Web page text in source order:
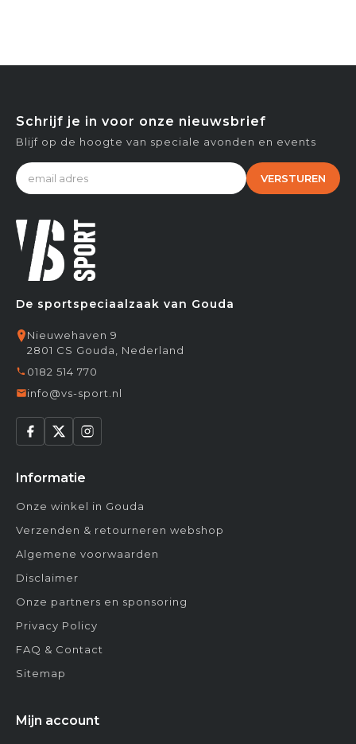
De sportspeciaalzaak van Gouda
Nieuwehaven 9
2801 CS Gouda, Nederland
0182 514 770
info@vs-sport.nl
Informatie
Onze winkel in Gouda
Verzenden & retourneren webshop
Algemene voorwaarden
Disclaimer
Onze partners en sponsoring
Privacy Policy
FAQ & Contact
Sitemap
Mijn account
Schrijf je in voor onze nieuwsbrief
Blijf op de hoogte van speciale avonden en events
VERSTUREN